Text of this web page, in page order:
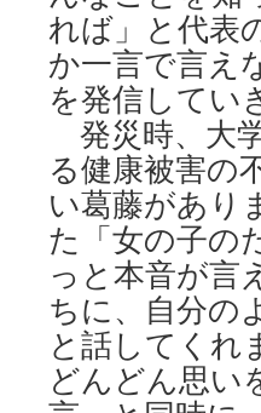
れば」と代表
か一言で言え
を発信してい
発災時、大
る健康被害の
い葛藤があり
た「女の子の
っと本音が言
ちに、自分の
と話してく
どんどん思い